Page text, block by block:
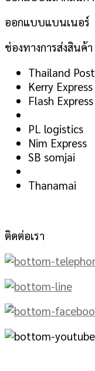
ออกแบบแบนเนอร์
ช่องทางการส่งสินค้า
Thailand Post
Kerry Express
Flash Express
PL logistics
Nim Express
SB somjai
Thanamai
ติดต่อเรา